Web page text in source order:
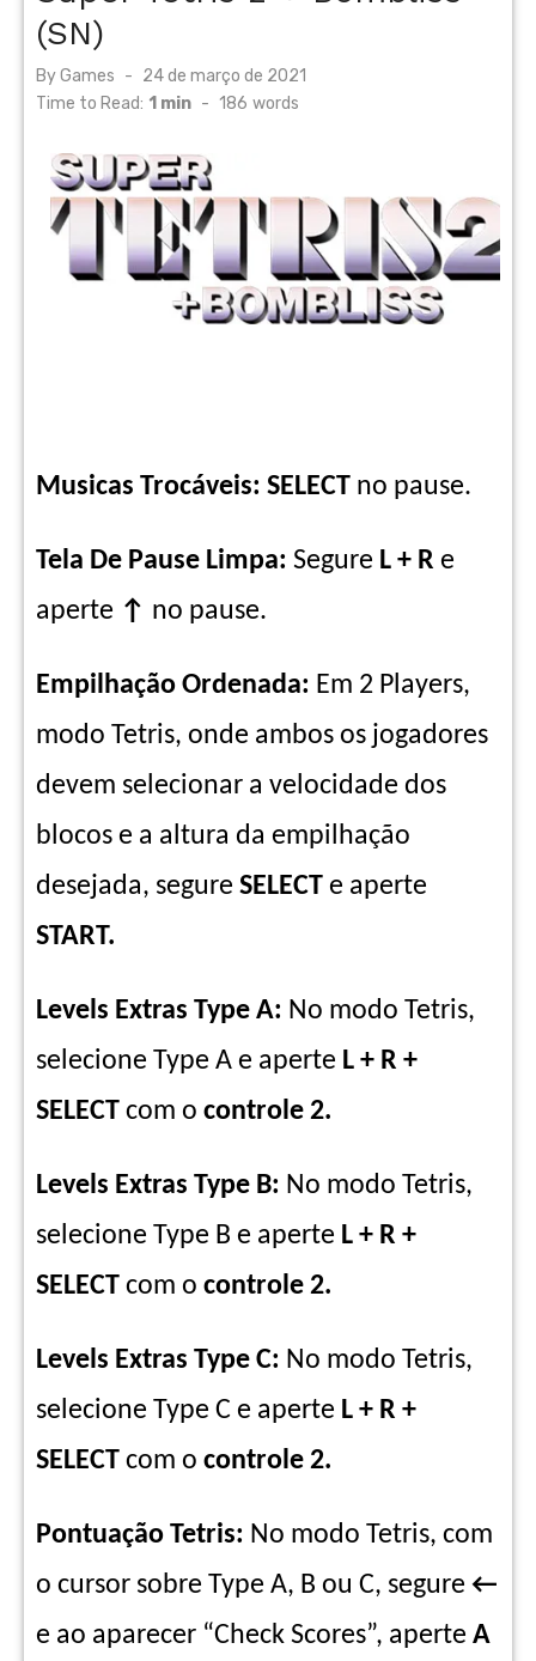
(SN)
ByGames
Posted
on
24 de março de 2021
Time to Read: 1 min - 186 words
Musicas Trocáveis: SELECT no pause.
Tela De Pause Limpa: Segure L + R e
aperte ↑ no pause.
Empilhação Ordenada: Em 2 Players,
modo Tetris, onde ambos os jogadores
devem selecionar a velocidade dos
blocos e a altura da empilhação
desejada, segure SELECT e aperte
START.
Levels Extras Type A: No modo Tetris,
selecione Type A e aperte L + R +
SELECT com o controle 2.
Levels Extras Type B: No modo Tetris,
selecione Type B e aperte L + R +
SELECT com o controle 2.
Levels Extras Type C: No modo Tetris,
selecione Type C e aperte L + R +
SELECT com o controle 2.
Pontuação Tetris: No modo Tetris, com
o cursor sobre Type A, B ou C, segure ←
e ao aparecer “Check Scores”, aperte A